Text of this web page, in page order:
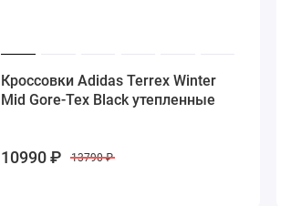
Кроссовки Adidas Terrex Winter
Mid Gore-Tex Black утепленные
10990 ₽ 13790 ₽